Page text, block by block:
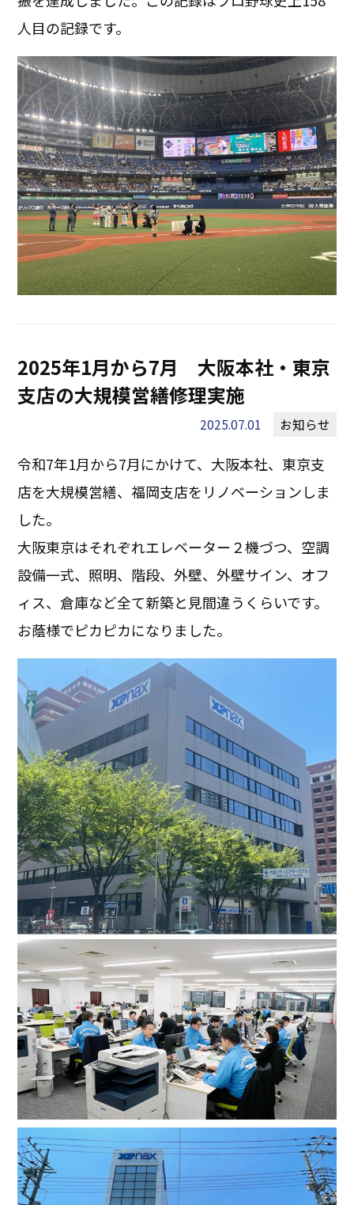
人目の記録です。
2025年1月から7月 大阪本社・東京
支店の大規模営繕修理実施
2025.07.01 お知らせ
令和7年1月から7月にかけて、大阪本社、東京支
店を大規模営繕、福岡支店をリノベーションしま
した。
大阪東京はそれぞれエレベーター２機づつ、空調
設備一式、照明、階段、外壁、外壁サイン、オフ
ィス、倉庫など全て新築と見間違うくらいです。
お蔭様でピカピカになりました。